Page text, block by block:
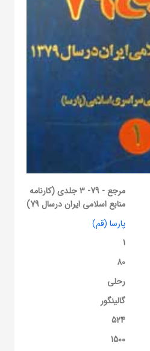
مرجع - 79- 3 جلدی (کارنامه
منابع اسلامی ایران درسال 79)
پارسا (قم)
1
80
رحلی
گالینگور
524
1500